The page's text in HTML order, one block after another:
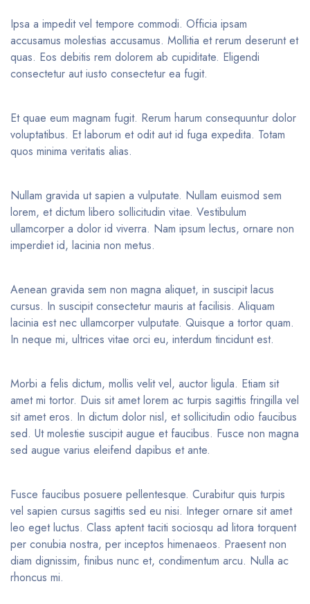
Ipsa a impedit vel tempore commodi. Officia ipsam
accusamus molestias accusamus. Mollitia et rerum deserunt et
quas. Eos debitis rem dolorem ab cupiditate. Eligendi
consectetur aut iusto consectetur ea fugit.
Et quae eum magnam fugit. Rerum harum consequuntur dolor
voluptatibus. Et laborum et odit aut id fuga expedita. Totam
quos minima veritatis alias.
Nullam gravida ut sapien a vulputate. Nullam euismod sem
lorem, et dictum libero sollicitudin vitae. Vestibulum
ullamcorper a dolor id viverra. Nam ipsum lectus, ornare non
imperdiet id, lacinia non metus.
Aenean gravida sem non magna aliquet, in suscipit lacus
cursus. In suscipit consectetur mauris at facilisis. Aliquam
lacinia est nec ullamcorper vulputate. Quisque a tortor quam.
In neque mi, ultrices vitae orci eu, interdum tincidunt est.
Morbi a felis dictum, mollis velit vel, auctor ligula. Etiam sit
amet mi tortor. Duis sit amet lorem ac turpis sagittis fringilla vel
sit amet eros. In dictum dolor nisl, et sollicitudin odio faucibus
sed. Ut molestie suscipit augue et faucibus. Fusce non magna
sed augue varius eleifend dapibus et ante.
Fusce faucibus posuere pellentesque. Curabitur quis turpis
vel sapien cursus sagittis sed eu nisi. Integer ornare sit amet
leo eget luctus. Class aptent taciti sociosqu ad litora torquent
per conubia nostra, per inceptos himenaeos. Praesent non
diam dignissim, finibus nunc et, condimentum arcu. Nulla ac
rhoncus mi.